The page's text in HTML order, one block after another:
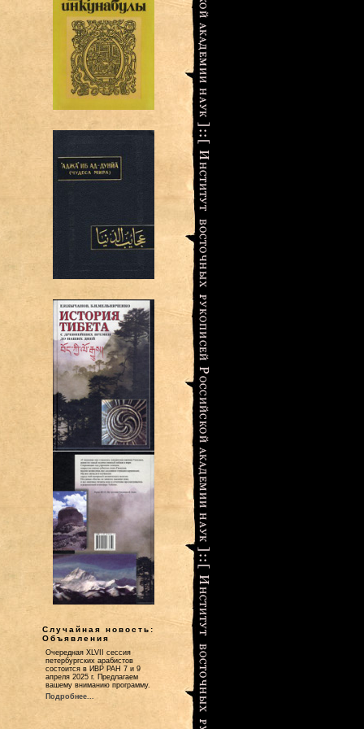
Случайная новость:
Объявления
Очередная XLVII сессия
петербургских арабистов
состоится в ИВР РАН 7 и 9
апреля 2025 г. Предлагаем
вашему вниманию программу.
Подробнее...